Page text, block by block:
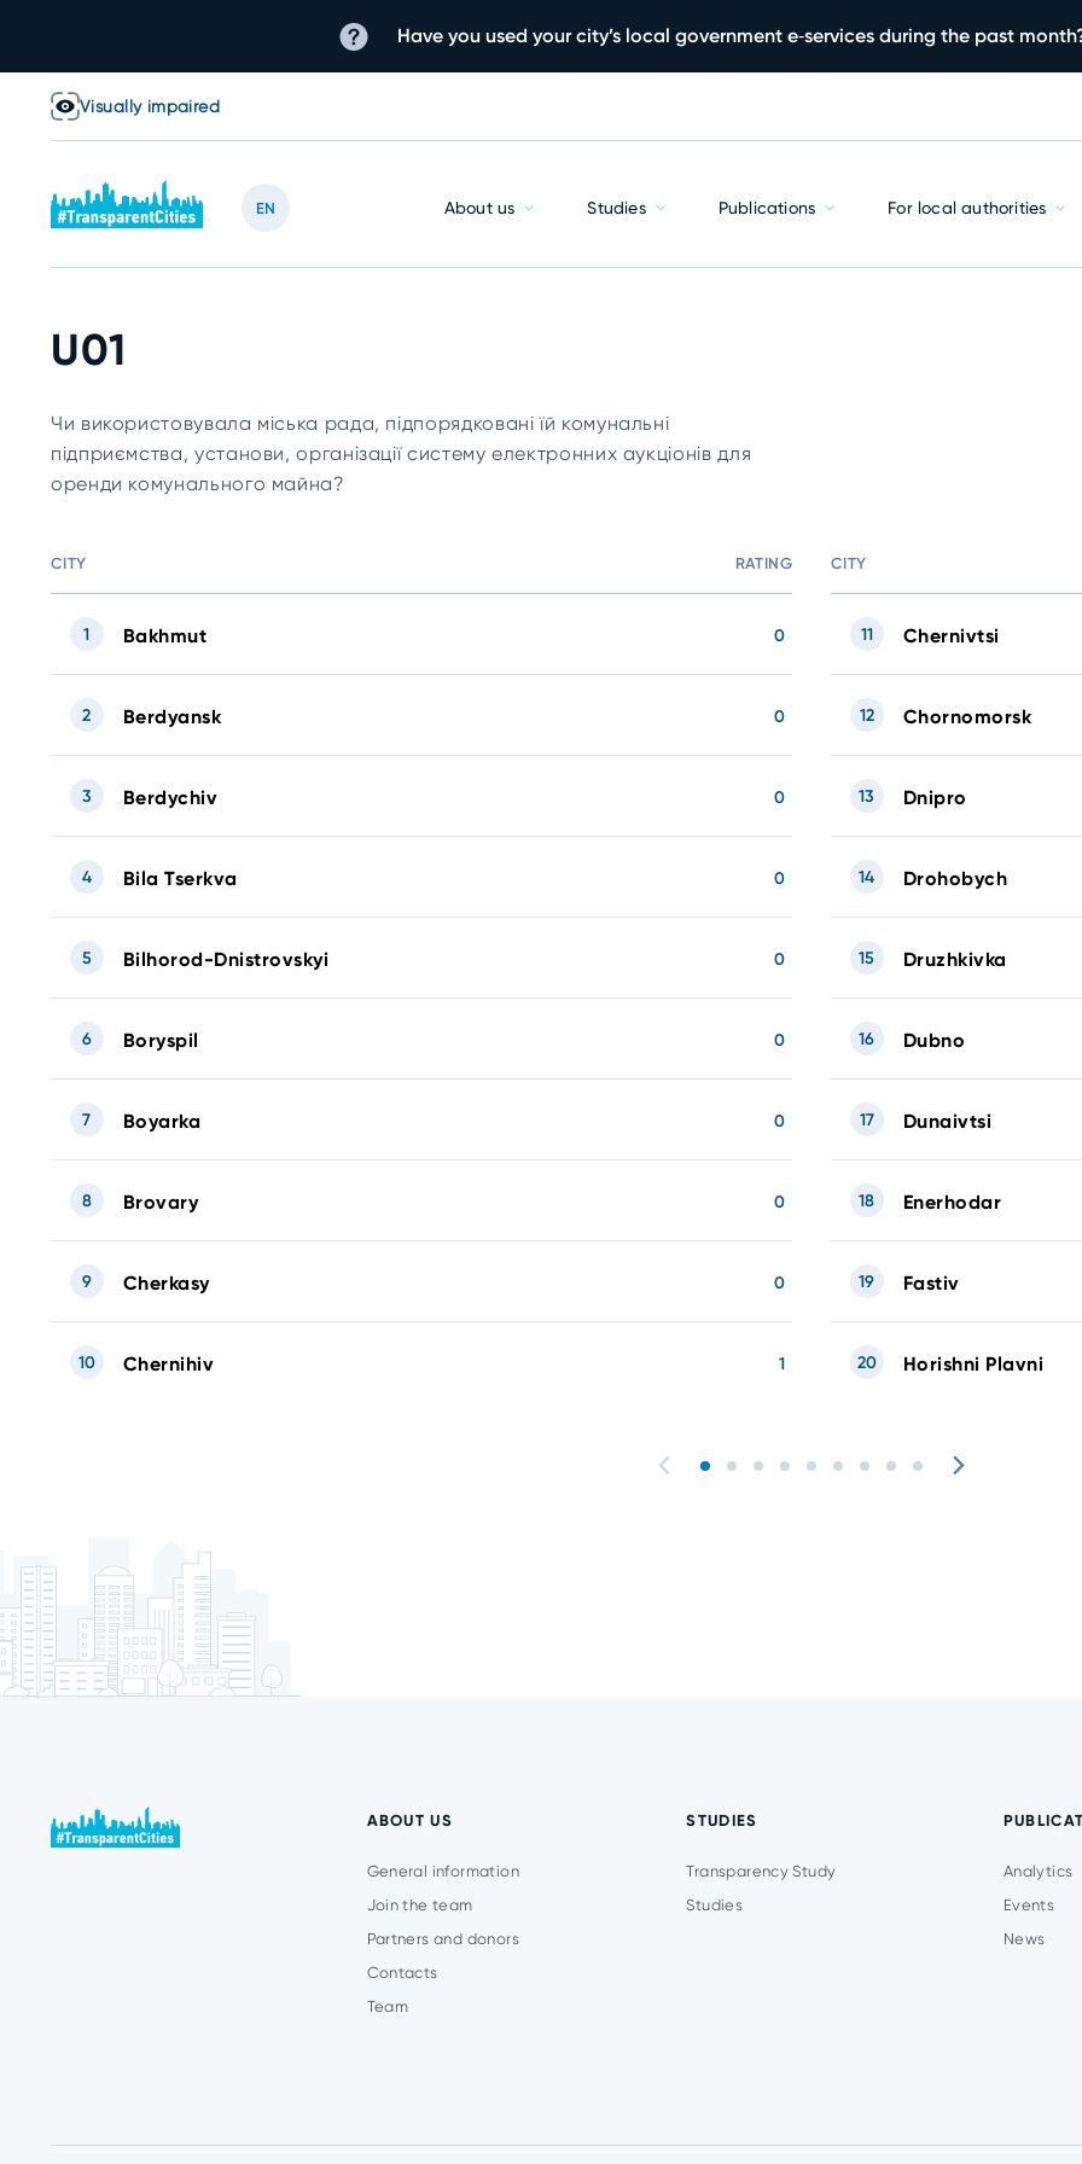
Have you used your city’s local government e‑services during the past
Visually impaired
EN About us Studies Publications For local authorities
U01
Чи використовувала міська рада, підпорядковані їй комунальні
підприємства, установи, організації систему електронних аукціонів для
оренди комунального майна?
CITY RATING
Bakhmut 0
1
Berdyansk 0
2
Berdychiv 0
3
Bila Tserkva 0
4
Bilhorod-Dnistrovskyi 0
5
Boryspil 0
6
Boyarka 0
7
Brovary 0
8
Cherkasy 0
9
Chernihiv 1
10
CITY
Chernivtsi
11
Chornomorsk
12
Dnipro
13
Drohobych
14
Druzhkivka
15
Dubno
16
Dunaivtsi
17
Enerhodar
18
Fastiv
19
Horishni Plavni
20
ABOUT US
General information
Join the team
Partners and donors
Contacts
Team
STUDIES
Transparency Study
Studies
Analytics
Events
News